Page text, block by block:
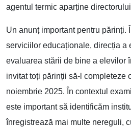
agentul termic aparține
Un anunț important pentru părinți.
serviciilor educaționale, direcția a
evaluarea stării de bine a elevilor
invitat toți părinții să-l completeze
noiembrie 2025. În contextul
este important să identificăm
înregistrează mai multe nereguli,